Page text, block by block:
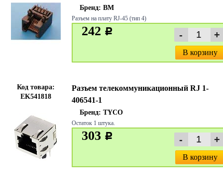
Бренд: BM
Разъем на плату RJ-45 (тип 4)
242 c
В корзину
Код товара:
EK541818
Разъем телекоммуникационный RJ 1-
406541-1
Бренд: TYCO
Остаток 1 штука.
303 c
В корзину